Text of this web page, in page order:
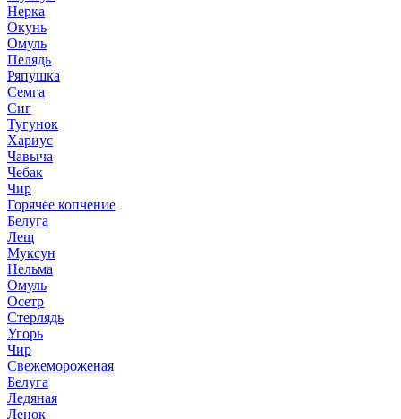
Нерка
Окунь
Омуль
Пелядь
Ряпушка
Семга
Сиг
Тугунок
Хариус
Чавыча
Чебак
Чир
Горячее копчение
Белуга
Лещ
Муксун
Нельма
Омуль
Осетр
Стерлядь
Угорь
Чир
Свежемороженая
Белуга
Ледяная
Ленок